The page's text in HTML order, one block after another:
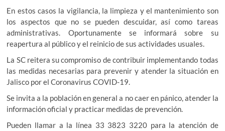
En estos casos la vigilancia, la limpieza y el mantenimiento son
los aspectos que no se pueden descuidar, así como tareas
administrativas. Oportunamente se informará sobre su
reapertura al público y el reinicio de sus actividades usuales.
La SC reitera su compromiso de contribuir implementando todas
las medidas necesarias para prevenir y atender la situación en
Jalisco por el Coronavirus COVID-19.
Se invita a la población en general a no caer en pánico, atender la
información oficial y practicar medidas de prevención.
Pueden llamar a la línea 33 3823 3220 para la atención de